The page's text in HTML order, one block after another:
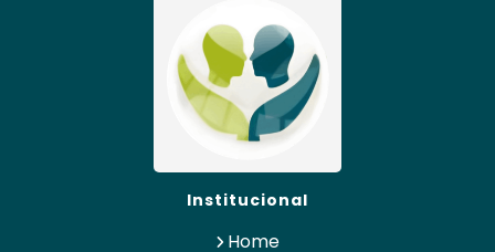
Clinica de Reabilitação Involuntaria
Clinica de Reabilitação de Drogas Feminina
Casa de Recuperação para Drogados
Clinica de Reabilitação Alcoolismo
Clinica de Tratamento para Dependentes
Clinica de Recuperação Alcoolismo
Clínica de Recuperação que Aceita Convênio
Institucional
Home